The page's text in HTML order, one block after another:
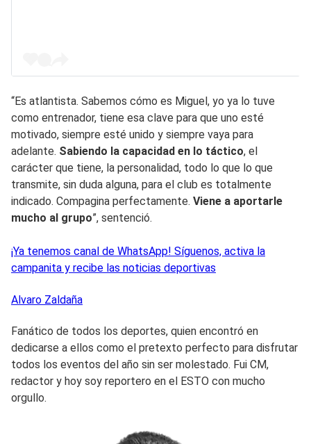
“Es atlantista. Sabemos cómo es Miguel, yo ya lo tuve
como entrenador, tiene esa clave para que uno esté
motivado, siempre esté unido y siempre vaya para
adelante. Sabiendo la capacidad en lo táctico, el
carácter que tiene, la personalidad, todo lo que lo que
transmite, sin duda alguna, para el club es totalmente
indicado. Compagina perfectamente. Viene a aportarle
mucho al grupo”, sentenció.
¡Ya tenemos canal de WhatsApp! Síguenos, activa la
campanita y recibe las noticias deportivas
Alvaro Zaldaña
Fanático de todos los deportes, quien encontró en
dedicarse a ellos como el pretexto perfecto para disfrutar
todos los eventos del año sin ser molestado. Fui CM,
redactor y hoy soy reportero en el ESTO con mucho
orgullo.